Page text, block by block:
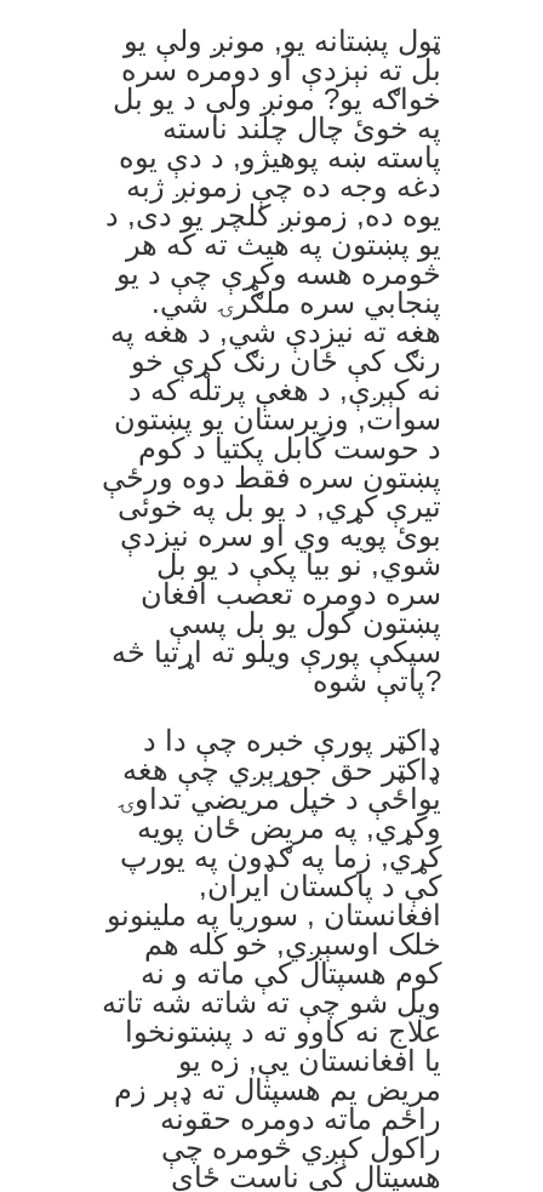
ټول پښتانه يو, مونږ ولې يو
بل ته نېزدې او دومره سره
خواګه يو? مونږ ولې د يو بل
په خوئ چال چلند ناسته
پاسته ښه پوهيژو, د دې يوه
دغه وجه ده چې زمونږ ژبه
يوه ده, زمونږ کلچر يو دی, د
يو پښتون په هيث ته که هر
څومره هسه وکړې چې د يو
پنجابي سره ملګرۍ شي.
هغه ته نيزدې شي, د هغه په
رنګ کې ځان رنګ کړې خو
نه کېږې, د هغې پرتله که د
سوات, وزيرستان يو پښتون
د حوست کابل پکتيا د کوم
پښتون سره فقط دوه ورځې
تيرې کړي, د يو بل په خوئی
بوئ پويه وي او سره نيزدې
شوي, نو بيا پکې د يو بل
سره دومره تعصب افغان
پښتون کول يو بل پسې
سپکې پورې ويلو ته اړتيا څه
پاتې شوه?
ډاکټر پورې خبره چې دا د
ډاکټر حق جوړېږي چې هغه
يواځې د خپل مريضي تداوۍ
وکړي, په مريض ځان پويه
کړي, زما په ګډون په يورپ
کې د پاکستان ايران,
افغانستان , سوريا په ملينونو
خلک اوسېږي, خو کله هم
کوم هسپتال کې ماته و نه
ويل شو چې ته شاته شه تاته
علاج نه کاوو ته د پښتونخوا
يا افغانستان يې, زه يو
مريض يم هسپتال ته ډېر زم
راځم ماته دومره حقونه
راکول کېږي څومره چې
هسپتال کې ناست ځای